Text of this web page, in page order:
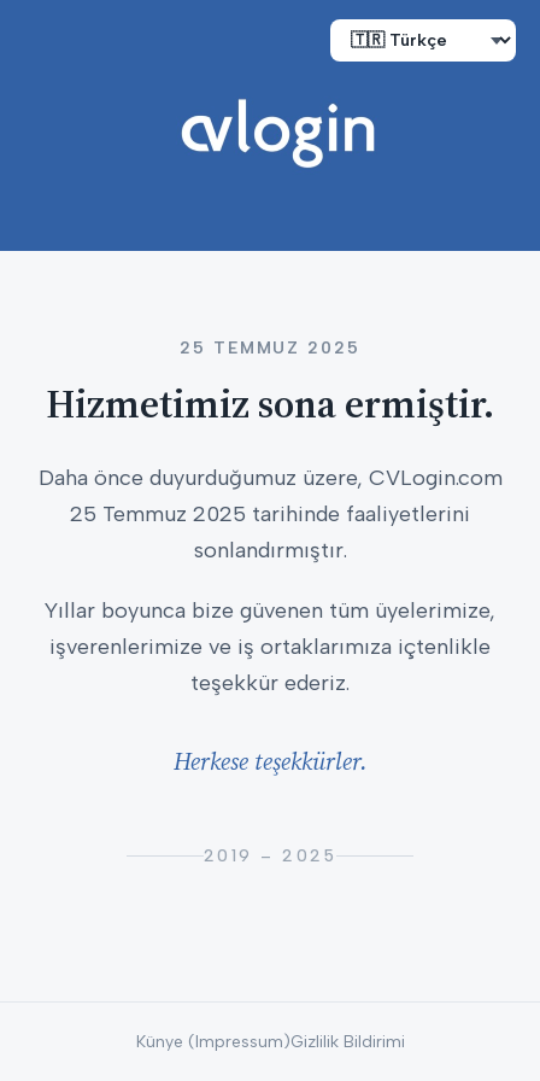
25 TEMMUZ 2025
Hizmetimiz sona ermiştir.
Daha önce duyurduğumuz üzere, CVLogin.com
25 Temmuz 2025 tarihinde faaliyetlerini
sonlandırmıştır.
Yıllar boyunca bize güvenen tüm üyelerimize,
işverenlerimize ve iş ortaklarımıza içtenlikle
teşekkür ederiz.
Herkese teşekkürler.
2019 – 2025
Künye (Impressum)Gizlilik Bildirimi